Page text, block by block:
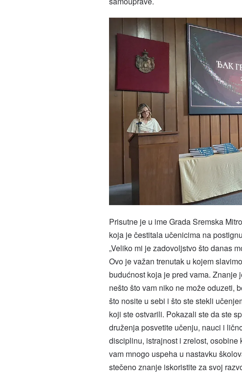
Prisutne je u ime Grada Sremska
koja je čestitala učenicima na
„Veliko mi je zadovoljstvo što danas
Ovo je važan trenutak u kojem
budućnost koja je pred vama. Znanje
nešto što vam niko ne može oduzeti,
što nosite u sebi i što ste stekli
koji ste ostvarili. Pokazali ste da ste
druženja posvetite učenju, nauci i
disciplinu, istrajnost i zrelost,
vam mnogo uspeha u nastavku
stečeno znanje iskoristite za svoj